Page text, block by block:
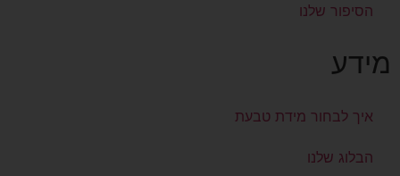
מידע
איך לבחור מידת טבעת
הבלוג שלנו
הסיפור שלנו